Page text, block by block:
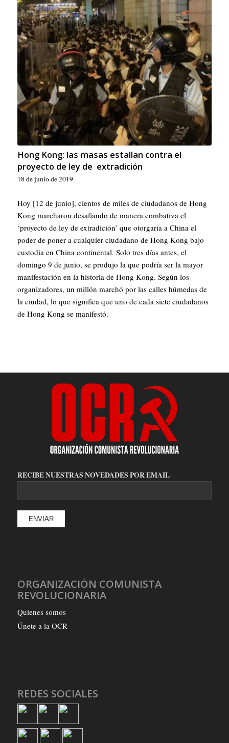
Hong Kong: las masas estallan contra el
proyecto de ley de extradición
18 de junio de 2019
Hoy [12 de junio], cientos de miles de ciudadanos de Hong
Kong marcharon desafiando de manera combativa el
‘proyecto de ley de extradición’ que otorgaría a China el
poder de poner a cualquier ciudadano de Hong Kong bajo
custodia en China continental. Solo tres días antes, el
domingo 9 de junio, se produjo la que podría ser la mayor
manifestación en la historia de Hong Kong. Según los
organizadores, un millón marchó por las calles húmedas de
la ciudad, lo que significa que uno de cada siete ciudadanos
de Hong Kong se manifestó.
RECIBE NUESTRAS NOVEDADES POR EMAIL
ORGANIZACIÓN COMUNISTA
REVOLUCIONARIA
Quienes somos
Únete a la OCR
REDES SOCIALES